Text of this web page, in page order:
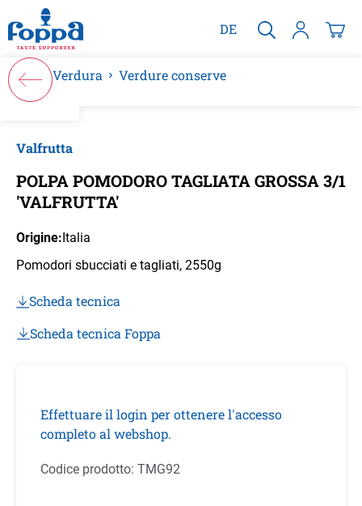
principale
DE
Verdura Verdure conserve
Valfrutta
POLPA POMODORO TAGLIATA GROSSA 3/1
'VALFRUTTA'
Origine:Italia
Pomodori sbucciati e tagliati, 2550g
Scheda tecnica
Scheda tecnica Foppa
Effettuare il login per ottenere l'accesso
completo al webshop.
Codice prodotto: TMG92